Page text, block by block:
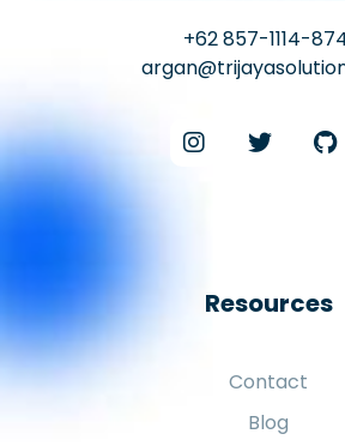
+62 857-1114-
Resources
Contact
Blog